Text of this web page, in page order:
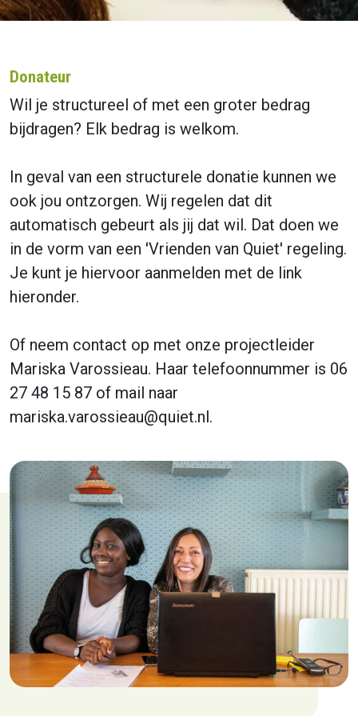
Donateur
Wil je structureel of met een groter bedrag
bijdragen? Elk bedrag is welkom.
In geval van een structurele donatie kunnen we
ook jou ontzorgen. Wij regelen dat dit
automatisch gebeurt als jij dat wil. Dat doen we
in de vorm van een 'Vrienden van Quiet' regeling.
Je kunt je hiervoor aanmelden met de link
hieronder.
Of neem contact op met onze projectleider
Mariska Varossieau. Haar telefoonnummer is 06
27 48 15 87 of mail naar
mariska.varossieau@quiet.nl.